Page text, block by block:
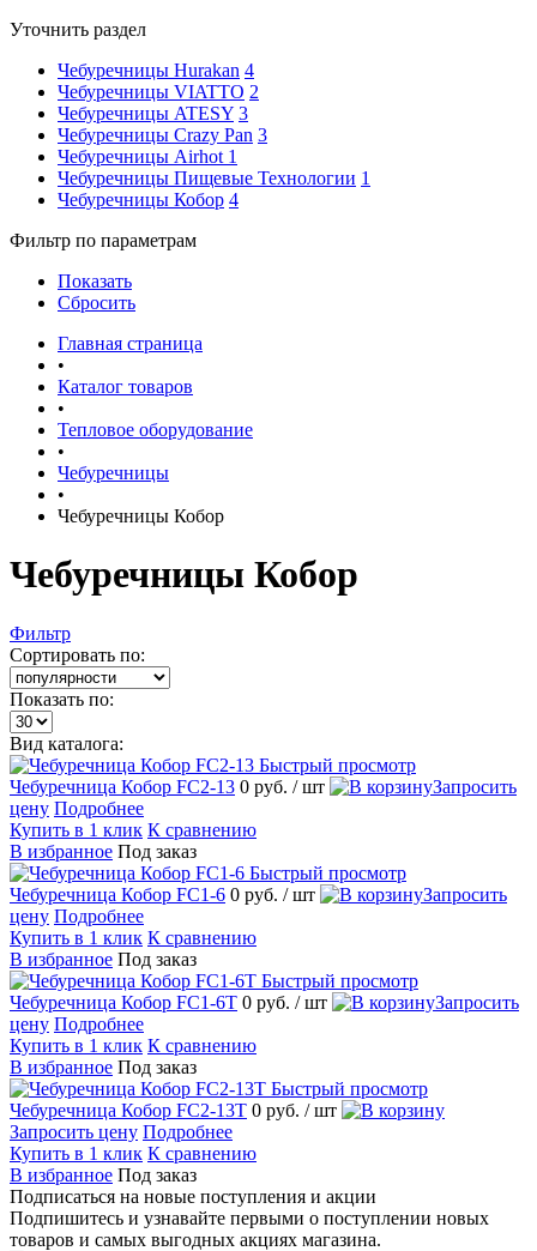
Уточнить раздел
Чебуречницы Hurakan 4
Чебуречницы VIATTO 2
Чебуречницы ATESY 3
Чебуречницы Crazy Pan 3
Чебуречницы Airhot 1
Чебуречницы Пищевые Технологии 1
Чебуречницы Кобор 4
Фильтр по параметрам
Показать
Сбросить
Главная страница
•
Каталог товаров
•
Тепловое оборудование
•
Чебуречницы
•
Чебуречницы Кобор
Чебуречницы Кобор
Фильтр
Сортировать по:
Показать по:
Вид каталога:
Быстрый просмотр
Чебуречница Кобор FC2-13 0 руб. / шт
Запросить
цену Подробнее
Купить в 1 клик К сравнению
В избранное Под заказ
Быстрый просмотр
Чебуречница Кобор FC1-6 0 руб. / шт
Запросить
цену Подробнее
Купить в 1 клик К сравнению
В избранное Под заказ
Быстрый просмотр
Чебуречница Кобор FC1-6T 0 руб. / шт
Запросить
цену Подробнее
Купить в 1 клик К сравнению
В избранное Под заказ
Быстрый просмотр
Чебуречница Кобор FC2-13T 0 руб. / шт
Запросить цену Подробнее
Купить в 1 клик К сравнению
В избранное Под заказ
Подписаться на новые поступления и акции
Подпишитесь и узнавайте первыми о поступлении новых
товаров и самых выгодных акциях магазина.